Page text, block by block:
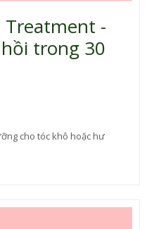
-
trong 30
cho tóc khô hoặc hư